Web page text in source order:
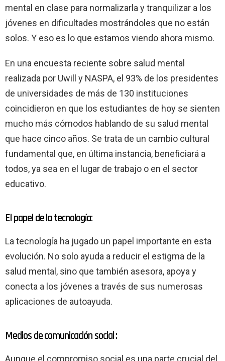
mental en clase para normalizarla y tranquilizar a los
jóvenes en dificultades mostrándoles que no están
solos. Y eso es lo que estamos viendo ahora mismo.
En una encuesta reciente sobre salud mental
realizada por Uwill y NASPA, el 93% de los presidentes
de universidades de más de 130 instituciones
coincidieron en que los estudiantes de hoy se sienten
mucho más cómodos hablando de su salud mental
que hace cinco años. Se trata de un cambio cultural
fundamental que, en última instancia, beneficiará a
todos, ya sea en el lugar de trabajo o en el sector
educativo.
El papel de la tecnología:
La tecnología ha jugado un papel importante en esta
evolución. No solo ayuda a reducir el estigma de la
salud mental, sino que también asesora, apoya y
conecta a los jóvenes a través de sus numerosas
aplicaciones de autoayuda.
Medios de comunicación social :
Aunque el compromiso social es una parte crucial del